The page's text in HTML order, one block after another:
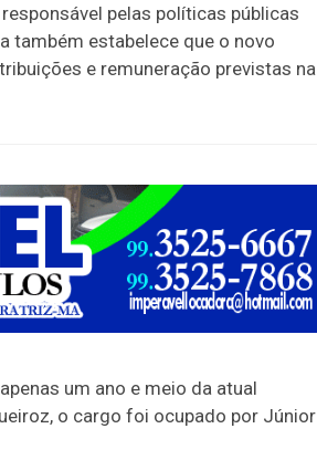
pelas políticas públicas
também estabelece que o novo
e remuneração previstas na
um ano e meio da atual
o cargo foi ocupado por Júnior